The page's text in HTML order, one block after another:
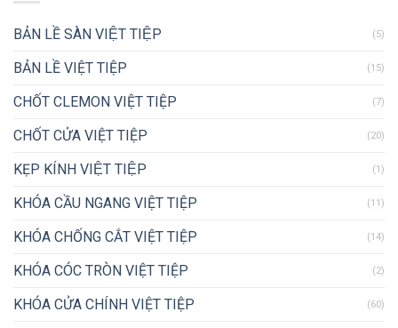
BẢN LỀ SÀN VIỆT TIỆP (5)
BẢN LỀ VIỆT TIỆP (15)
CHỐT CLEMON VIỆT TIỆP (7)
CHỐT CỬA VIỆT TIỆP (20)
KẸP KÍNH VIỆT TIỆP (1)
KHÓA CẦU NGANG VIỆT TIỆP (11)
KHÓA CHỐNG CẮT VIỆT TIỆP (14)
KHÓA CÓC TRÒN VIỆT TIỆP (2)
KHÓA CỬA CHÍNH VIỆT TIỆP (60)